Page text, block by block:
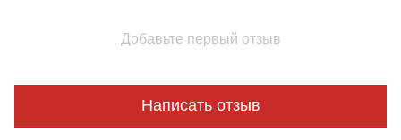
Добавьте первый отзыв
Написать отзыв